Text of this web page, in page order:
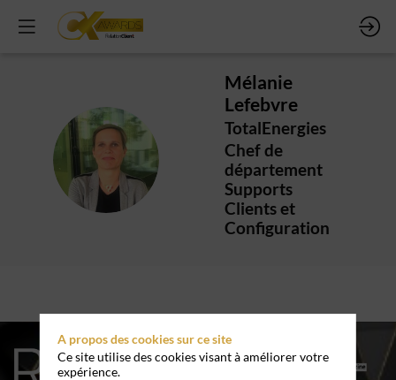
ML
Mélanie
Lefebvre
TotalEnergies
Chef de
département
Supports
Clients et
Configuration
A propos des cookies sur ce site
Ce site utilise des cookies visant à améliorer votre
expérience.